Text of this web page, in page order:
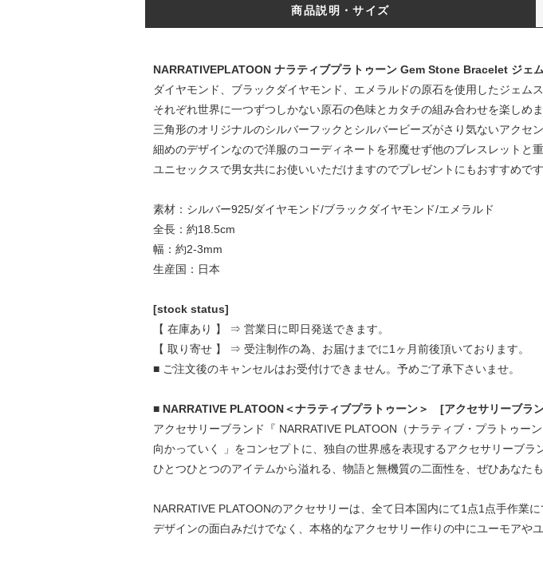
商品説明・サイズ
NARRATIVEPLATOON ナラティブプラトゥーン Gem Stone Bracelet ジェ
ダイヤモンド、ブラックダイヤモンド、エメラルドの原石を使用したジェム
それぞれ世界に一つずつしかない原石の色味とカタチの組み合わせを楽しめま
三角形のオリジナルのシルバーフックとシルバービーズがさり気ないアクセン
細めのデザインなので洋服のコーディネートを邪魔せず他のブレスレットと重
ユニセックスで男女共にお使いいただけますのでプレゼントにもおすすめです
素材：シルバー925/ダイヤモンド/ブラックダイヤモンド/エメラルド
全長：約18.5cm
幅：約2-3mm
生産国：日本
[stock status]
【 在庫あり 】 ⇒ 営業日に即日発送できます。
【 取り寄せ 】 ⇒ 受注制作の為、お届けまでに1ヶ月前後頂いております。
■ ご注文後のキャンセルはお受付けできません。予めご了承下さいませ。
■ NARRATIVE PLATOON＜ナラティブプラトゥーン＞ [アクセサリーブラ
アクセサリーブランド『 NARRATIVE PLATOON（ナラティブ・プラトゥー
向かっていく 」をコンセプトに、独自の世界感を表現するアクセサリーブラ
ひとつひとつのアイテムから溢れる、物語と無機質の二面性を、ぜひあなた
NARRATIVE PLATOONのアクセサリーは、全て日本国内にて1点1点手作業に
デザインの面白みだけでなく、本格的なアクセサリー作りの中にユーモアや